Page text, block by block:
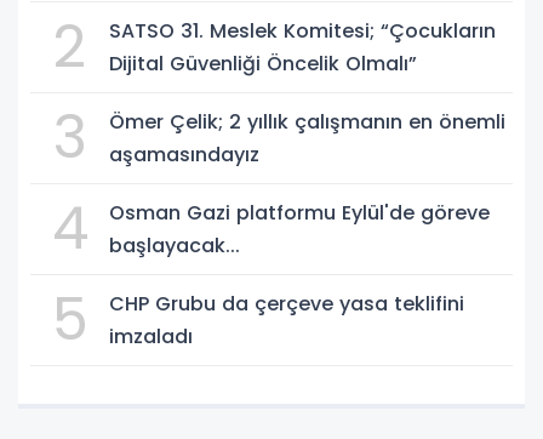
2
SATSO 31. Meslek Komitesi; “Çocukların
Dijital Güvenliği Öncelik Olmalı”
3
Ömer Çelik; 2 yıllık çalışmanın en önemli
aşamasındayız
4
Osman Gazi platformu Eylül'de göreve
başlayacak...
5
CHP Grubu da çerçeve yasa teklifini
imzaladı